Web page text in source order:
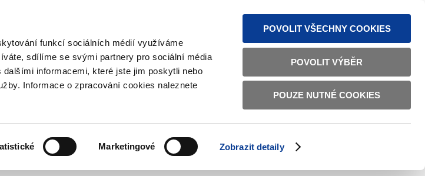
funkcí sociálních médií využíváme
sdílíme se svými partnery pro sociální média
informacemi, které jste jim poskytli nebo
Informace o zpracování cookies naleznete
Marketingové Zobrazit detaily
POVOLIT VŠECHNY COOKIES
POVOLIT VÝBĚR
POUZE NUTNÉ COOKIES
TEXT VERSION ČESKY ENGLISH
JUSTICE HOME AFFAIRS BILATERAL RELATIONS